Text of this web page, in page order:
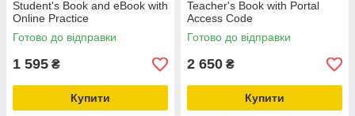
Student's Book and eBook with
Online Practice
Готово до відправки
1 595 ₴
Купити
Teacher's Book with Portal
Access Code
Готово до відправки
2 650 ₴
Купити